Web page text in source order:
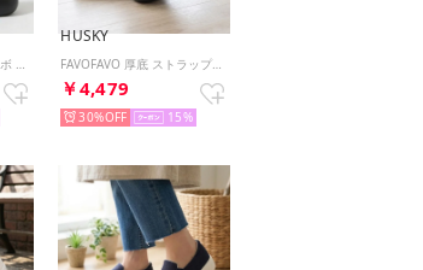
HUSKY
￥4,479
30% 15